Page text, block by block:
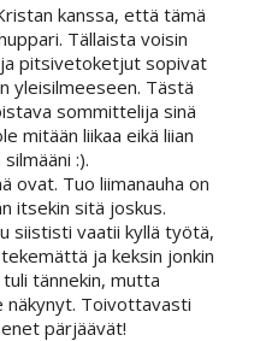
kanssa, että tämä
Tällaista voisin
pitsivetoketjut sopivat
yleisilmeeseen. Tästä
sommittelija sinä
mitään liikaa eikä liian
:).
ovat. Tuo liimanauha on
itsekin sitä joskus.
siististi vaatii kyllä työtä,
ja keksin jonkin
tännekin, mutta
näkynyt. Toivottavasti
pärjäävät!